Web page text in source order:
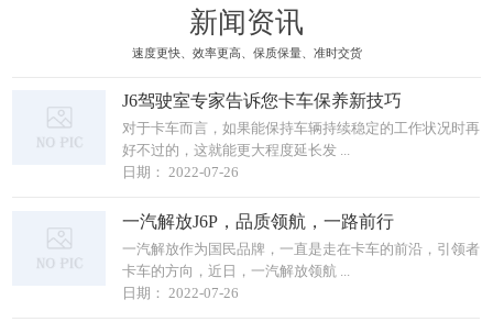
新闻资讯
速度更快、效率更高、保质保量、准时交货
J6驾驶室专家告诉您卡车保养新技巧
对于卡车而言，如果能保持车辆持续稳定的工作状况时再
好不过的，这就能更大程度延长发 ...
日期： 2022-07-26
一汽解放J6P，品质领航，一路前行
一汽解放作为国民品牌，一直是走在卡车的前沿，引领者
卡车的方向，近日，一汽解放领航 ...
日期： 2022-07-26